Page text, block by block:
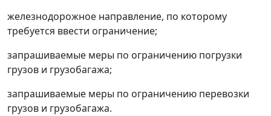
железнодорожное направление, по которому
требуется ввести ограничение;
запрашиваемые меры по ограничению погрузки
грузов и грузобагажа;
запрашиваемые меры по ограничению перевозки
грузов и грузобагажа.